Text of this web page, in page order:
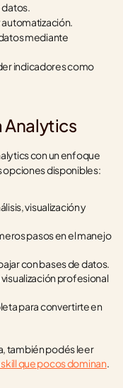
datos.
automatización.
mediante
indicadores como
Analytics
con un enfoque
opciones disponibles:
visualización y
pasos en el manejo
con bases de datos.
profesional
para convertirte en
Si te interesa seguir explorando este tema, también podés leer
que pocos dominan.